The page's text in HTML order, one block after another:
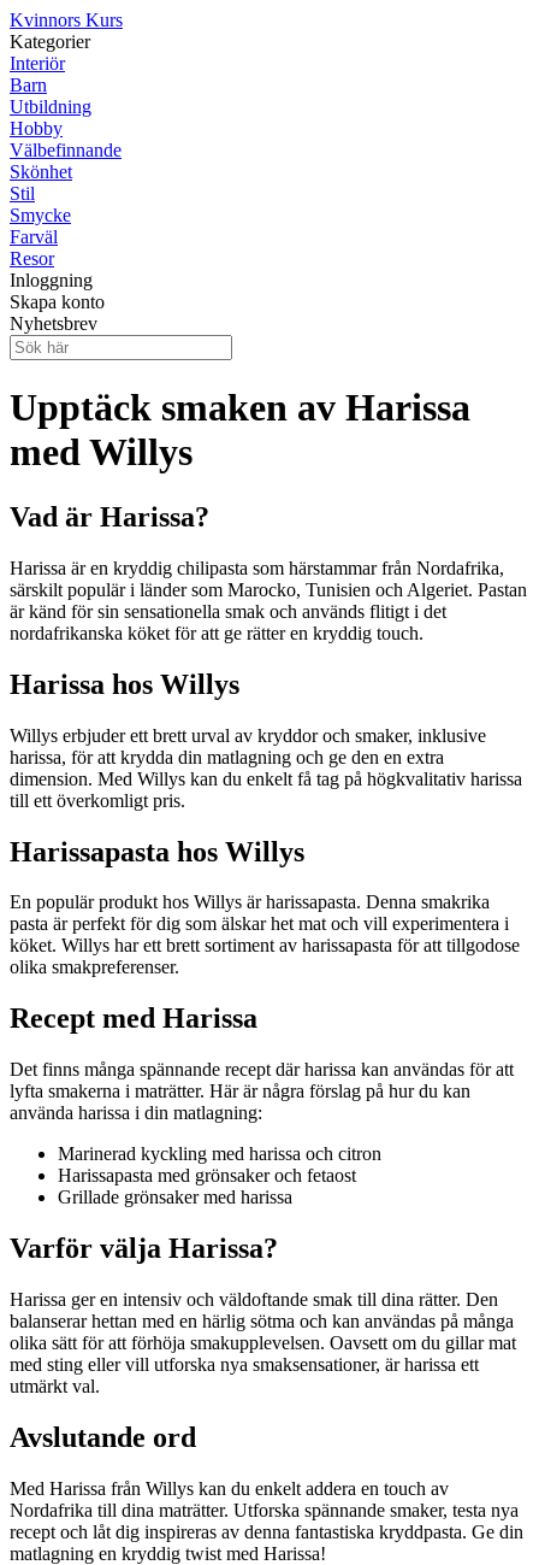
Kvinnors Kurs
Kategorier
Interiör
Barn
Utbildning
Hobby
Välbefinnande
Skönhet
Stil
Smycke
Farväl
Resor
Inloggning
Skapa konto
Nyhetsbrev
Upptäck smaken av Harissa
med Willys
Vad är Harissa?
Harissa är en kryddig chilipasta som härstammar från Nordafrika,
särskilt populär i länder som Marocko, Tunisien och Algeriet. Pastan
är känd för sin sensationella smak och används flitigt i det
nordafrikanska köket för att ge rätter en kryddig touch.
Harissa hos Willys
Willys erbjuder ett brett urval av kryddor och smaker, inklusive
harissa, för att krydda din matlagning och ge den en extra
dimension. Med Willys kan du enkelt få tag på högkvalitativ harissa
till ett överkomligt pris.
Harissapasta hos Willys
En populär produkt hos Willys är harissapasta. Denna smakrika
pasta är perfekt för dig som älskar het mat och vill experimentera i
köket. Willys har ett brett sortiment av harissapasta för att tillgodose
olika smakpreferenser.
Recept med Harissa
Det finns många spännande recept där harissa kan användas för att
lyfta smakerna i maträtter. Här är några förslag på hur du kan
använda harissa i din matlagning:
Marinerad kyckling med harissa och citron
Harissapasta med grönsaker och fetaost
Grillade grönsaker med harissa
Varför välja Harissa?
Harissa ger en intensiv och väldoftande smak till dina rätter. Den
balanserar hettan med en härlig sötma och kan användas på många
olika sätt för att förhöja smakupplevelsen. Oavsett om du gillar mat
med sting eller vill utforska nya smaksensationer, är harissa ett
utmärkt val.
Avslutande ord
Med Harissa från Willys kan du enkelt addera en touch av
Nordafrika till dina maträtter. Utforska spännande smaker, testa nya
recept och låt dig inspireras av denna fantastiska kryddpasta. Ge din
matlagning en kryddig twist med Harissa!